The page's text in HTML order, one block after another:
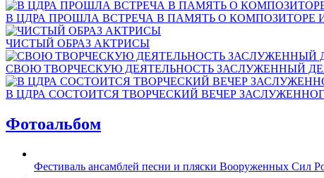
В ЦДРА ПРОШЛА ВСТРЕЧА В ПАМЯТЬ О
ЧИСТЫЙ ОБРАЗ АКТРИСЫ
СВОЮ ТВОРЧЕСКУЮ ДЕЯТЕЛЬНОСТЬ ЗАСЛУЖЕННЫЙ
В ЦДРА СОСТОИТСЯ ТВОРЧЕСКИЙ ВЕЧЕР
Фотоальбом
Фестиваль ансамблей песни и пляски Вооруженных Сил